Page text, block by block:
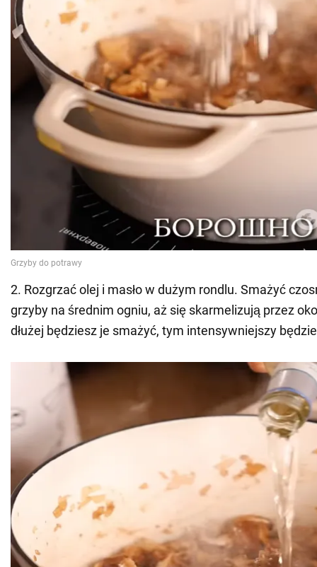
2. Rozgrzać olej i masło w dużym rondlu. Smażyć
grzyby na średnim ogniu, aż się skarmelizują przez
dłużej będziesz je smażyć, tym intensywniejszy